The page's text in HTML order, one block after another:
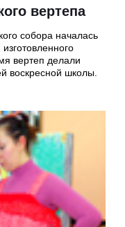
вертепа
собора началась
вертеп делали
воскресной школы.